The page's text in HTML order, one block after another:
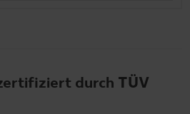
durch TÜV